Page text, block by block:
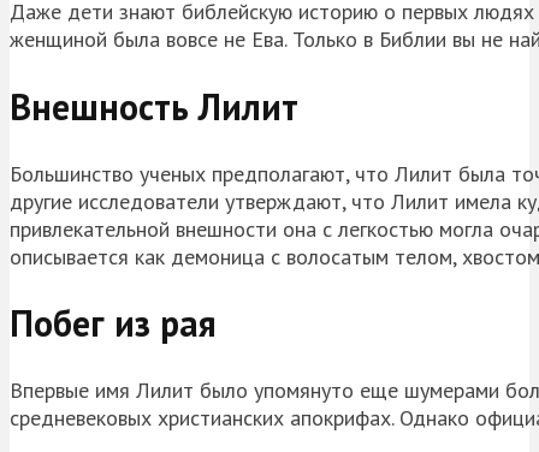
Даже дети знают библейскую историю о первых
женщиной была вовсе не Ева. Только в Библии вы не
Внешность Лилит
Большинство ученых предполагают, что Лилит была
другие исследователи утверждают, что Лилит имела
привлекательной внешности она с легкостью могла
описывается как демоница с волосатым телом,
Побег из рая
Впервые имя Лилит было упомянуто еще шумерами
средневековых христианских апокрифах. Однако